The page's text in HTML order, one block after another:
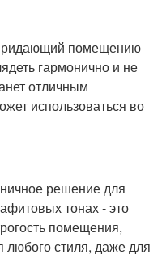
помещению
гармонично и не
отличным
использоваться во
решение для
тонах - это
помещения,
любого стиля, даже для